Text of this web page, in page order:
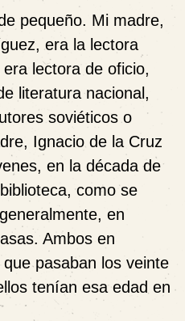
pequeño. Mi madre,
era la lectora
lectora de oficio,
literatura nacional,
soviéticos o
Ignacio de la Cruz
en la década de
como se
en
Ambos en
pasaban los veinte
tenían esa edad en